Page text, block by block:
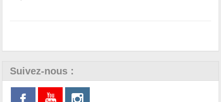
Suivez-nous :